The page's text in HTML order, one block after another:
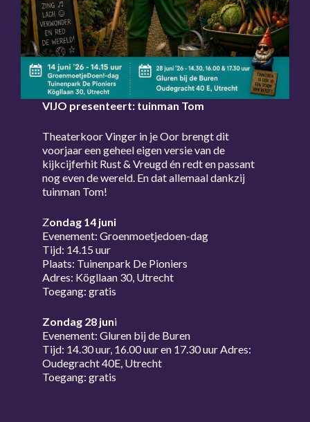
VIJO presenteert: tuinman Tom
Theaterkoor Vinger in je Oor brengt dit
voorjaar een geheel eigen versie van de
kijkcijferhit Rust & Vreugd én redt en passant
nog even de wereld. En dat allemaal dankzij
tuinman Tom!
Zondag 14 juni
Evenement: Groenmoetjedoen-dag
Tijd: 14.15 uur
Plaats: Tuinenpark De Pioniers
Adres: Kögllaan 30, Utrecht
Toegang: gratis
Zondag 28 juni
Evenement: Gluren bij de Buren
Tijd: 14.30 uur, 16.00 uur en 17.30 uur Adres:
Oudegracht 40E, Utrecht
Toegang: gratis